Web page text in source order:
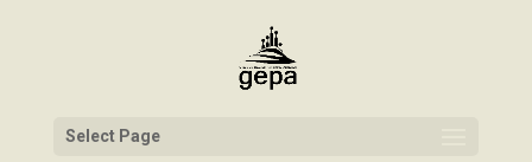
Select Page